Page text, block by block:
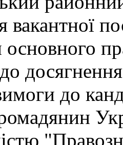
вакантної
основного
до